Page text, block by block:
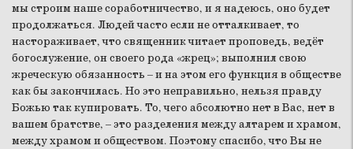
мы строим наше соработничество, и я надеюсь, оно будет
продолжаться. Людей часто если не отталкивает, то
настораживает, что священник читает проповедь, ведёт
богослужение, он своего рода «жрец»; выполнил свою
жреческую обязанность – и на этом его функция в обществе
как бы закончилась. Но это неправильно, нельзя правду
Божью так купировать. То, чего абсолютно нет в Вас, нет в
вашем братстве, – это разделения между алтарем и храмом,
между храмом и обществом. Поэтому спасибо, что Вы не